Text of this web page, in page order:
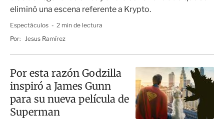
eliminó una escena referente a Krypto.
Espectáculos
2 min de lectura
Por: Jesus Ramírez
Por esta razón Godzilla
inspiró a James Gunn
para su nueva película de
Superman